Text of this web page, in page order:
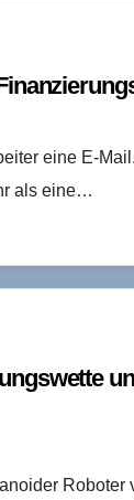
eine E-
als eine…
Roboter